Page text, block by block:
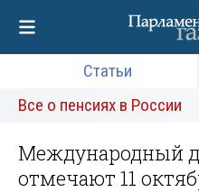
Статьи
Все о пенсиях в России
Международный
отмечают 11